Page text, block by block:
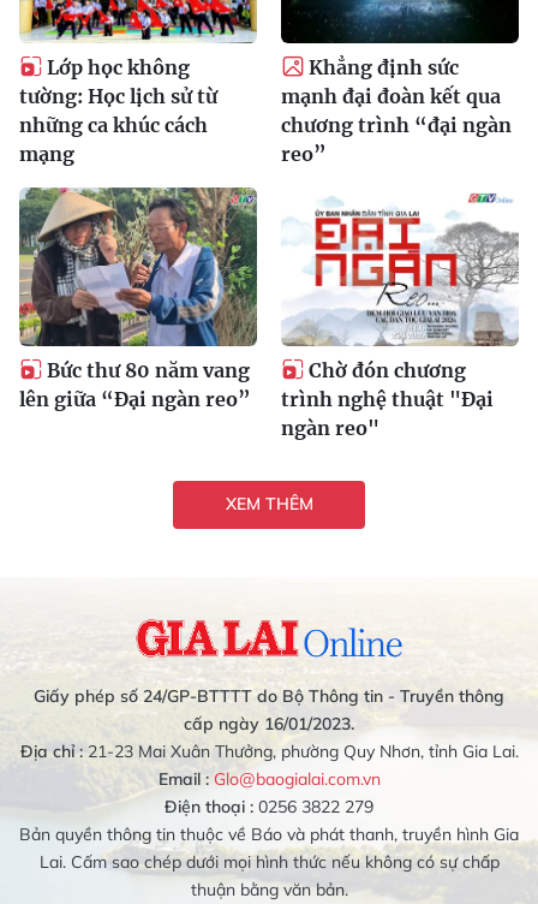
Lớp học không
tường: Học lịch sử từ
những ca khúc cách
mạng
Khẳng định sức
mạnh đại đoàn kết qua
chương trình “đại ngàn
reo”
Bức thư 80 năm vang
lên giữa “Đại ngàn reo”
Chờ đón chương
trình nghệ thuật "Đại
ngàn reo"
XEM THÊM
Giấy phép số 24/GP-BTTTT do Bộ Thông tin - Truyền thông
cấp ngày 16/01/2023.
Địa chỉ :21-23 Mai Xuân Thưởng, phường Quy Nhơn, tỉnh Gia Lai.
Email : Glo@baogialai.com.vn
Điện thoại : 0256 3822 279
Bản quyền thông tin thuộc về Báo và phát thanh, truyền hình Gia
Lai. Cấm sao chép dưới mọi hình thức nếu không có sự chấp
thuận bằng văn bản.